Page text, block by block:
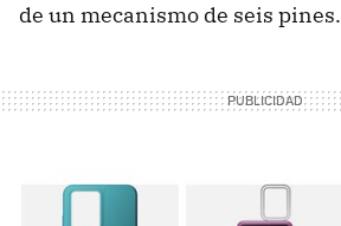
de un mecanismo de seis pines.